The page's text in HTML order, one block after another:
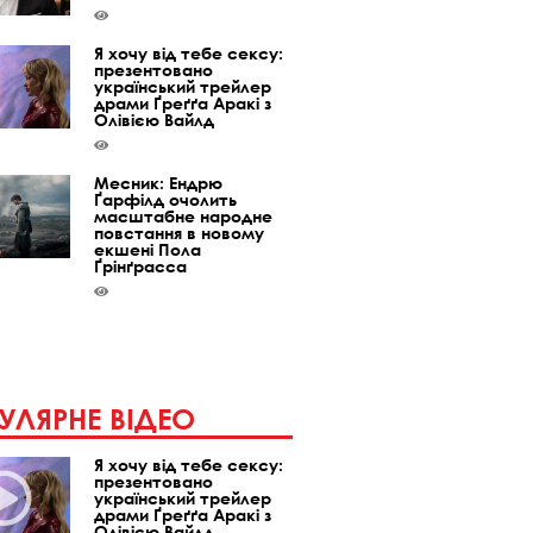
Я хочу від тебе сексу:
презентовано
український трейлер
драми Ґреґґа Аракі з
Олівією Вайлд
Месник: Ендрю
Ґарфілд очолить
масштабне народне
повстання в новому
екшені Пола
Ґрінґрасса
ВІДЕО
Я хочу від тебе сексу:
презентовано
український трейлер
драми Ґреґґа Аракі з